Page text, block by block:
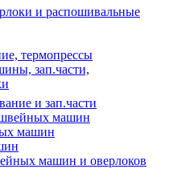
и распошивальные
термопрессы
зап.части,
и зап.части
машин
машин
машин и оверлоков